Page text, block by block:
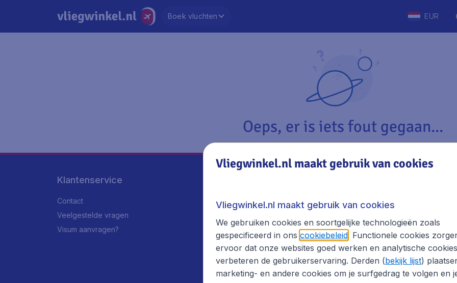
Boek vluchten EUR
Oeps, er is iets fout gegaan...
Klantenservice
Contact
Veelgestelde vragen
Visum aanvragen?
Over Vliegwinkel.nl
Reisgids
Vliegwinkel.nl maakt gebruik van cookies
Vliegwinkel.nl maakt gebruik van cookies
We gebruiken cookies en soortgelijke technologieën zoals
gespecificeerd in ons cookiebeleid. Functionele cookies
ervoor dat onze websites goed werken en analytische cookies
verbeteren de gebruikerservaring. Derden (bekijk lijst)
marketing- en andere cookies om je surfgedrag te volgen en